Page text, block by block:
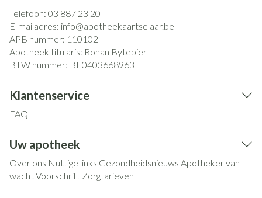
Telefoon: 03 887 23 20
E-mailadres: info@apotheekaartselaar.be
APB nummer: 110102
Apotheek titularis: Ronan Bytebier
BTW nummer: BE0403668963
Klantenservice
FAQ
Uw apotheek
Over ons Nuttige links Gezondheidsnieuws Apotheker van
wachtVoorschrift Zorgtarieven